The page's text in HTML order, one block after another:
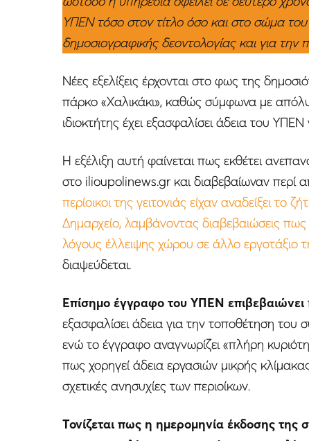
ΥΠΕΝ τόσο στον τίτλο όσο και στο σώμα του
δημοσιογραφικής δεοντολογίας και για
Νέες εξελίξεις έρχονται στο φως της
πάρκο «Χαλικάκι», καθώς σύμφωνα με
ιδιοκτήτης έχει εξασφαλίσει άδεια του ΥΠΕΝ
Η εξέλιξη αυτή φαίνεται πως εκθέτει
στο ilioupolinews.gr και διαβεβαίωναν περί
περίοικοι της γειτονιάς είχαν αναδείξει το
Δημαρχείο, λαμβάνοντας διαβεβαιώσεις
λόγους έλλειψης χώρου σε άλλο εργοτάξιο
διαψεύδεται.
Επίσημο έγγραφο του ΥΠΕΝ επιβεβαιώνει
εξασφαλίσει άδεια για την τοποθέτηση του
ενώ το έγγραφο αναγνωρίζει «πλήρη
πως χορηγεί άδεια εργασιών μικρής
σχετικές ανησυχίες των περιοίκων.
Τονίζεται πως η ημερομηνία έκδοσης της